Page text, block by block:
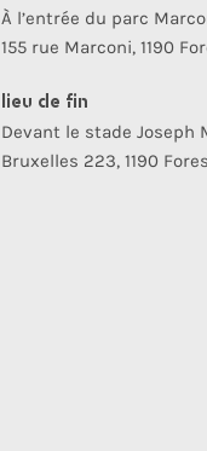
À l’entrée du parc
155 rue Marconi, 1190
lieu de fin
Devant le stade Joseph
Bruxelles 223, 1190